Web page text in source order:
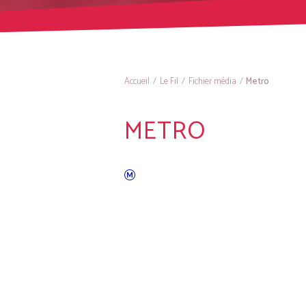
Accueil / Le Fil / Fichier média /Metro
METRO